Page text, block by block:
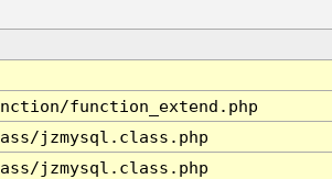
function_extend.php
jzmysql.class.php
jzmysql.class.php